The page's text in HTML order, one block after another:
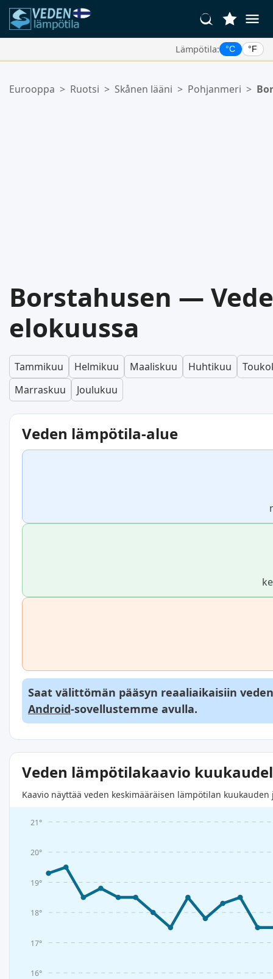
Lämpötila: °C °F
Suosikkilistasi on tyhjä.
Eurooppa > Ruotsi > Skånen lääni > Pohjanmeri >
Borstahusen —
elokuussa
Tammikuu Helmikuu Maaliskuu Huhtikuu
Marraskuu
Joulukuu
Veden lämpötila-alue
Saat välittömän pääsyn reaaliaikaisiin
Android-sovellustemme avulla.
Veden lämpötilakaavio
Kaavio näyttää veden keskimääräisen lämpötilan
16°
17°
18°
19°
20°
21°